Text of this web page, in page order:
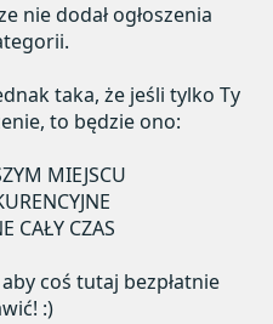
nie dodał ogłoszenia
taka, że jeśli tylko Ty
to będzie ono:
MIEJSCU
CAŁY CZAS
coś tutaj bezpłatnie
:)